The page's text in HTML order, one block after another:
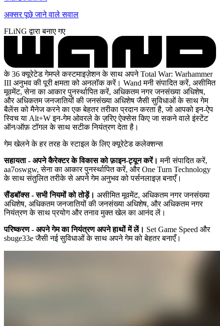
अक्सर पूछे जाने वाले सवाल
FLiNG द्वारा बनाए गए
के 36 क्यूरेटेड गेमप्ले कस्टमाइज़ेशन के साथ अपने Total War: Warhammer
III अनुभव की पूरी क्षमता को अनलॉक करें। Wand मनी संपादित करें, असीमित
मूवमेंट, सेना का आकार पुनर्स्थापित करें, अधिकतम नगर जनसंख्या अधिशेष,
और अधिकतम जनजातियों की जनसंख्या अधिशेष जैसी सुविधाओं के साथ गेम
बैलेंस को मैनेज करने का एक बेहतर तरीका प्रदान करता है, जो आपको इन-ऐप
स्विच या Alt+W इन-गेम ओवरले के ज़रिए ऐक्सेस किए जा सकने वाले इंस्टेंट
ऑन/ऑफ़ टॉगल के साथ सटीक नियंत्रण देता है।
गेम खेलने के हर तरह के स्टाइल के लिए क्यूरेटेड कलेक्शन्स
सहायता - अपने कैरेक्टर के विकास को फ़ाइन-ट्यून करें। मनी संपादित करें,
aa7oswgw, सेना का आकार पुनर्स्थापित करें, और One Turn Technology
के साथ संतुलित तरीके से अपने गेम अनुभव को पर्सनलाइज़ बनाएँ।
सैंडबॉक्स - सभी नियमों को तोड़ें। असीमित मूवमेंट, अधिकतम नगर जनसंख्या
अधिशेष, अधिकतम जनजातियों की जनसंख्या अधिशेष, और अधिकतम नगर
नियंत्रण के साथ प्रयोग और तनाव मुक्त खेल का आनंद लें।
परिष्करण - अपने गेम का नियंत्रण अपने हाथों में लें। Set Game Speed और
sbuge33e जैसी नई सुविधाओं के साथ अपने गेम को बेहतर बनाएँ।